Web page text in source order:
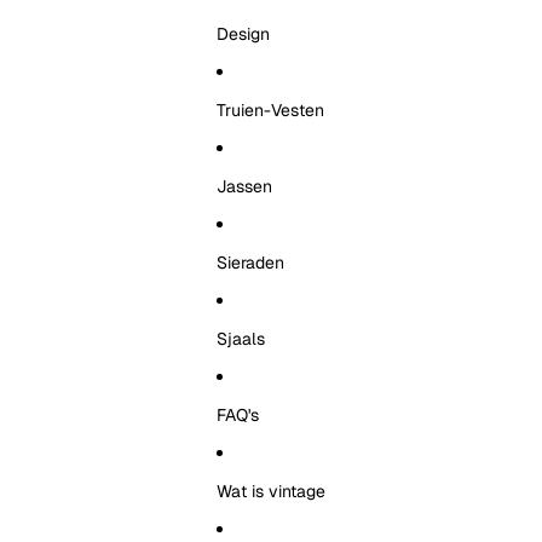
Design
Truien-Vesten
Jassen
Sieraden
Sjaals
FAQ's
Wat is vintage